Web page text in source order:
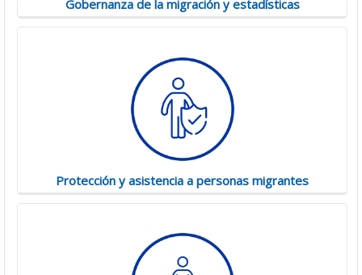
Gobernanza de la migración y estadísticas
Protección y asistencia a personas migrantes